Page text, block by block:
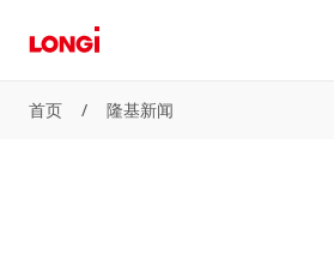
首页 / 隆基新闻